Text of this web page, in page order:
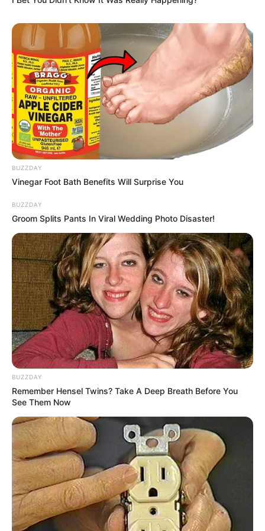
Side Hustles Fail
Neuropathy Has Been Linked To A Common Habit.
NERVE FLOW
Guatemala Dental
BUZZDAY
Vinegar Foot Bath Benefits Will Surprise You
BUZZDAY
Groom Splits Pants In Viral Wedding Photo Disaster!
BUZZDAY
Remember Hensel Twins? Take A Deep Breath Before You
See Them Now